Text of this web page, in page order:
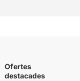
Ofertes
destacades